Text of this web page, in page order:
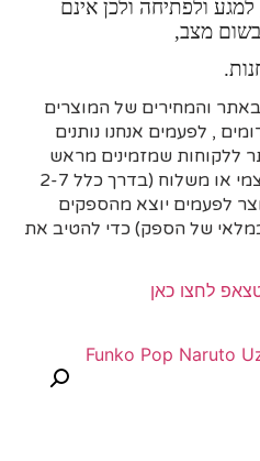
ולפתיחה ולכן אינם
מצב,
והמחירים של המוצרים
, לפעמים אנחנו נותנים
ללקוחות שמזמינים מראש
דרך האתר וקובעים איסוף עצמי או משלוח (בדרך כלל 2-7
לפעמים יוצא מהספקים
של הספק) כדי להטיב את
לחצו כאן